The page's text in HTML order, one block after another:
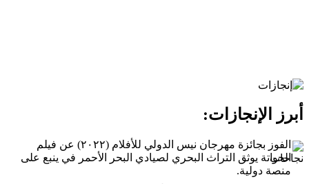
أبرز الإنجازات:
الفوز بجائزة مهرجان نيس الدولي للأفلام (٢٠٢٢) عن فيلم
الحواتة يوثق التراث البحري لصيادي البحر الأحمر في ينبع على
منصة دولية.